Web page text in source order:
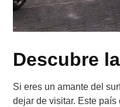
Descubre
Si eres un amante del
dejar de visitar. Este